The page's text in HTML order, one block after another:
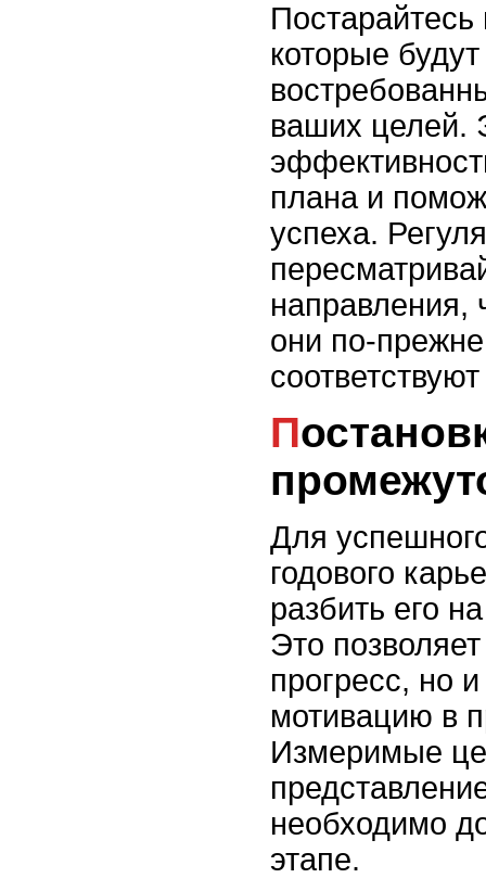
которые
ваших целей.
плана и
успеха.
направления,
они по-
Постановка измеримых
Для
годового
разбить его
Это
прогресс, но
мотивацию в
Измеримые
необходимо
этапе.